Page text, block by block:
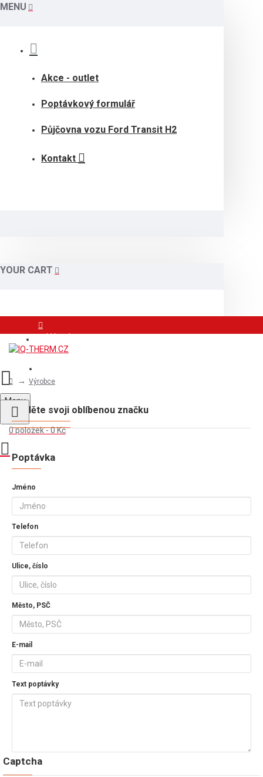
MENU
Akce - outlet
Poptávkový formulář
Půjčovna vozu Ford Transit H2
Kontakt
YOUR CART
Menu
0 položek - 0 Kč
Výrobce
Najděte svoji oblíbenou značku
Poptávka
Jméno
Telefon
Ulice, číslo
Město, PSČ
E-mail
Text poptávky
Captcha